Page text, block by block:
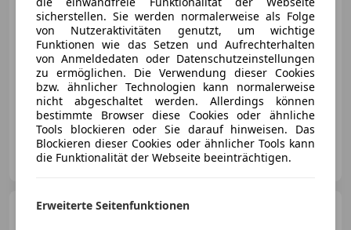
€ 8 300
06/2007 170 000 km Benzin 93 kW (126 PS)
Privat
AT-6700 Bludenz
Mazda MX-5
sicherstellen. Sie werden normalerweise als Folge
von Nutzeraktivitäten genutzt, um wichtige
Funktionen wie das Setzen und Aufrechterhalten
von Anmeldedaten oder Datenschutzeinstellungen
zu ermöglichen. Die Verwendung dieser Cookies
bzw. ähnlicher Technologien kann normalerweise
nicht abgeschaltet werden. Allerdings können
bestimmte Browser diese Cookies oder ähnliche
Tools blockieren oder Sie darauf hinweisen. Das
Blockieren dieser Cookies oder ähnlicher Tools kann
die Funktionalität der Webseite beeinträchtigen.
Erweiterte Seitenfunktionen